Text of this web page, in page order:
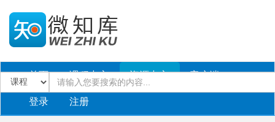
首页 课程中心 资源中心 客户端
登录 注册